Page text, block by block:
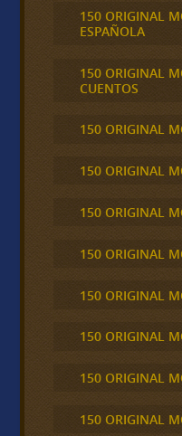
150 ORIGINAL
ESPAÑOLA
150 ORIGINAL
CUENTOS
150 ORIGINAL
150 ORIGINAL
150 ORIGINAL
150 ORIGINAL
150 ORIGINAL
150 ORIGINAL
150 ORIGINAL
150 ORIGINAL